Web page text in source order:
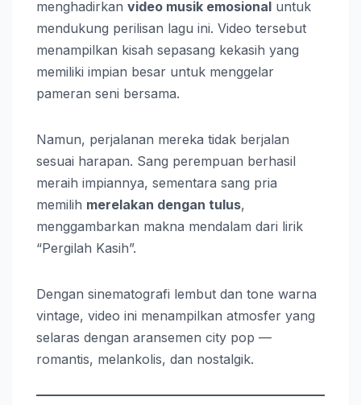
menghadirkan video musik emosional untuk
mendukung perilisan lagu ini. Video tersebut
menampilkan kisah sepasang kekasih yang
memiliki impian besar untuk menggelar
pameran seni bersama.
Namun, perjalanan mereka tidak berjalan
sesuai harapan. Sang perempuan berhasil
meraih impiannya, sementara sang pria
memilih merelakan dengan tulus,
menggambarkan makna mendalam dari lirik
“Pergilah Kasih”.
Dengan sinematografi lembut dan tone warna
vintage, video ini menampilkan atmosfer yang
selaras dengan aransemen city pop —
romantis, melankolis, dan nostalgik.